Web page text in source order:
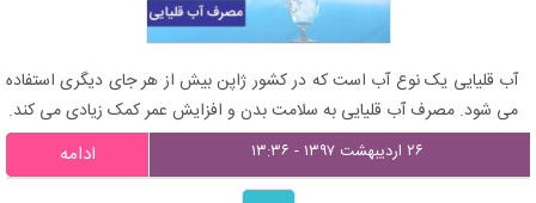
آب قلیایی یک نوع آب است که در کشور ژاپن بیش از هر جای دیگری استفاده
می شود. مصرف آب قلیایی به سلامت بدن و افزایش عمر کمک زیادی می کند.
۲۶ اردیبهشت ۱۳۹۷ - ۱۳:۳۶ ادامه